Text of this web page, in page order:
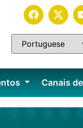
Canais